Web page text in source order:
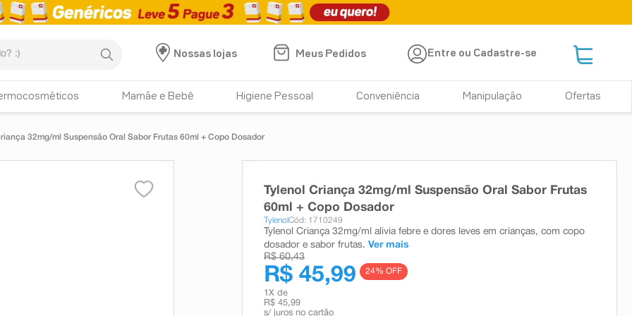
Nossas lojas
Meus Pedidos Entre ou Cadastre-se
Mamãe e Bebê Higiene Pessoal Conveniência Manipulação Ofertas
32mg/ml Suspensão Oral Sabor Frutas 60ml + Copo Dosador
Tylenol Criança 32mg/ml Suspensão Oral Sabor Frutas
60ml + Copo Dosador
TylenolCód: 1710249
Tylenol Criança 32mg/ml alivia febre e dores leves em crianças, com copo
dosador e sabor frutas. Ver mais
R$ 60,43
R$ 45,99 24% OFF
1 X de
R$ 45,99
s/ juros no cartão